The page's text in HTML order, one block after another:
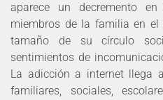
aparece un decremento
miembros de la familia en el
tamaño de su círculo
sentimientos de
La adicción a internet llega
familiares, sociales,